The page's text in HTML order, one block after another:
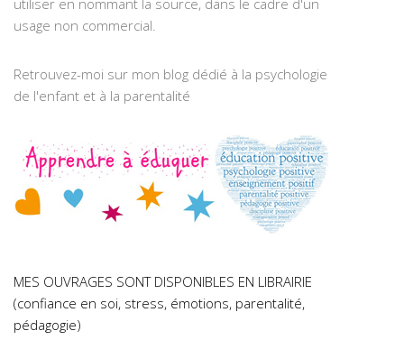
utiliser en nommant la source, dans le cadre d'un
usage non commercial.
Retrouvez-moi sur mon blog dédié à la psychologie
de l'enfant et à la parentalité
MES OUVRAGES SONT DISPONIBLES EN LIBRAIRIE
(confiance en soi, stress, émotions, parentalité,
pédagogie)